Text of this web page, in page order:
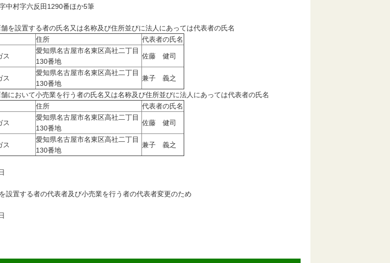
村字六反田1290番ほか5筆
設置する者の氏名又は名称及び住所並びに法人にあっては代表者の氏名
住所 代表者の氏名
ス
愛知県名古屋市名東区高社二丁目
130番地
佐藤 健司
ス
愛知県名古屋市名東区高社二丁目
130番地
兼子 義之
おいて小売業を行う者の氏名又は名称及び住所並びに法人にあっては代表者の氏名
住所 代表者の氏名
ス
愛知県名古屋市名東区高社二丁目
130番地
佐藤 健司
ス
愛知県名古屋市名東区高社二丁目
130番地
兼子 義之
置する者の代表者及び小売業を行う者の代表者変更のため